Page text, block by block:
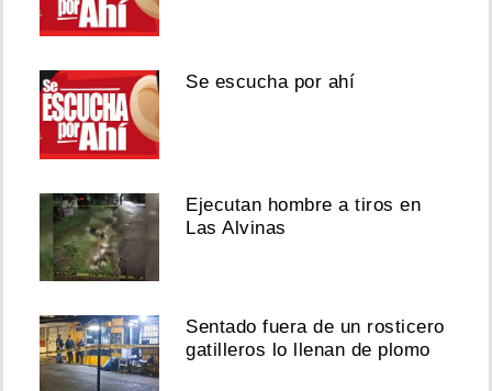
Se escucha por ahí
Ejecutan hombre a tiros en
Las Alvinas
Sentado fuera de un rosticero
gatilleros lo llenan de plomo